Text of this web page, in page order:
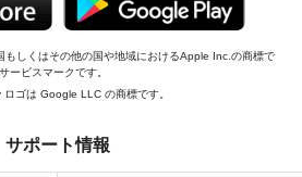
しくはその他の国や地域におけるApple Inc.の商標で
ービスマークです。
ゴは Google LLC の商標です。
サポート情報